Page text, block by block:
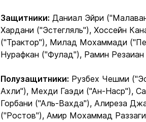
Защитники: Даниал Эйри
Хардани ("Эстегляль"), Хоссейн
("Трактор"), Милад Мохаммади
Нурафкан ("Фулад"), Рамин
Полузащитники: Рузбех Чешми
Ахли"), Мехди Гаэди ("Ан-Наср"),
Горбани ("Аль-Вахда"), Алиреза
("Ростов"), Амир Мохаммад